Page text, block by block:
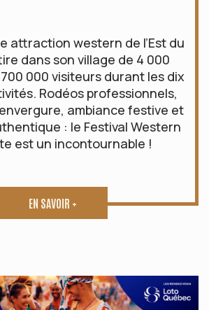
attraction western de l’Est du
dans son village de 4 000
000 visiteurs durant les dix
Rodéos professionnels,
ambiance festive et
: le Festival Western
est un incontournable !
EN SAVOIR +